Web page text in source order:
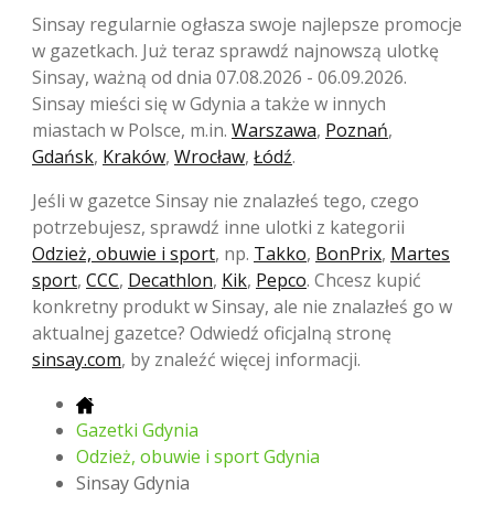
Sinsay regularnie ogłasza swoje najlepsze promocje
w gazetkach. Już teraz sprawdź najnowszą ulotkę
Sinsay, ważną od dnia 07.08.2026 - 06.09.2026.
Sinsay mieści się w Gdynia a także w innych
miastach w Polsce, m.in. Warszawa, Poznań,
Gdańsk, Kraków, Wrocław, Łódź.
Jeśli w gazetce Sinsay nie znalazłeś tego, czego
potrzebujesz, sprawdź inne ulotki z kategorii
Odzież, obuwie i sport, np. Takko, BonPrix, Martes
sport, CCC, Decathlon, Kik, Pepco. Chcesz kupić
konkretny produkt w Sinsay, ale nie znalazłeś go w
aktualnej gazetce? Odwiedź oficjalną stronę
sinsay.com, by znaleźć więcej informacji.
Gazetki Gdynia
Odzież, obuwie i sport Gdynia
Sinsay Gdynia